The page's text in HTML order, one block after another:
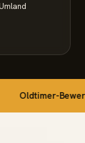
Bewertung